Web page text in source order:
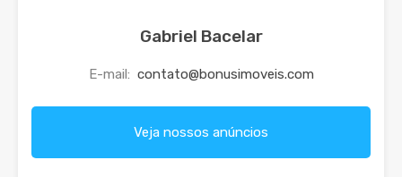
Gabriel Bacelar
E-mail: contato@bonusimoveis.com
Veja nossos anúncios